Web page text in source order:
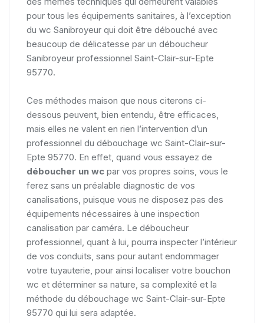
pour tous les équipements sanitaires, à l’exception
du wc Sanibroyeur qui doit être débouché avec
beaucoup de délicatesse par un déboucheur
Sanibroyeur professionnel Saint-Clair-sur-Epte
95770.
Ces méthodes maison que nous citerons ci-
dessous peuvent, bien entendu, être efficaces,
mais elles ne valent en rien l’intervention d’un
professionnel du débouchage wc Saint-Clair-sur-
Epte 95770. En effet, quand vous essayez de
déboucher un wc par vos propres soins, vous le
ferez sans un préalable diagnostic de vos
canalisations, puisque vous ne disposez pas des
équipements nécessaires à une inspection
canalisation par caméra. Le déboucheur
professionnel, quant à lui, pourra inspecter l’intérieur
de vos conduits, sans pour autant endommager
votre tuyauterie, pour ainsi localiser votre bouchon
wc et déterminer sa nature, sa complexité et la
méthode du débouchage wc Saint-Clair-sur-Epte
95770 qui lui sera adaptée.